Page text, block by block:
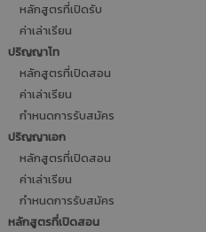
หลักสูตรที่เปิดรับ
ค่าเล่าเรียน
ปริญญาโท
หลักสูตรที่เปิดสอน
ค่าเล่าเรียน
กำหนดการรับสมัคร
ปริญญาเอก
หลักสูตรที่เปิดสอน
ค่าเล่าเรียน
กำหนดการรับสมัคร
หลักสูตรที่เปิดสอน